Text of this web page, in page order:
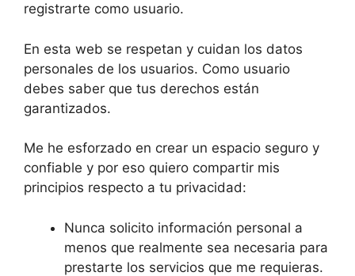
registrarte como usuario.
En esta web se respetan y cuidan los datos
personales de los usuarios. Como usuario
debes saber que tus derechos están
garantizados.
Me he esforzado en crear un espacio seguro y
confiable y por eso quiero compartir mis
principios respecto a tu privacidad:
Nunca solicito información personal a
menos que realmente sea necesaria para
prestarte los servicios que me requieras.